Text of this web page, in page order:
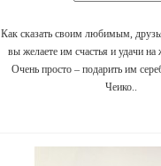
Как сказать своим любимым,
вы желаете им счастья и удачи
Очень просто – подарить им
Чеико..